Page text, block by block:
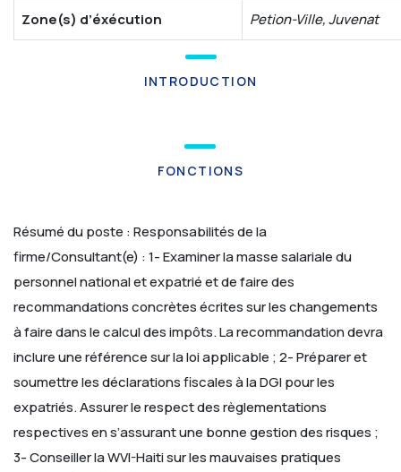
Zone(s) d’éxécution Petion-Ville, Juvenat
INTRODUCTION
FONCTIONS
Résumé du poste :Responsabilités de la
firme/Consultant(e) :1- Examiner la masse salariale du
personnel national et expatrié et de faire des
recommandations concrètes écrites sur les changements
à faire dans le calcul des impôts. La recommandation devra
inclure une référence sur la loi applicable ;2- Préparer et
soumettre les déclarations fiscales à la DGI pour les
expatriés. Assurer le respect des règlementations
respectives en s’assurant une bonne gestion des risques ;
3- Conseiller la WVI-Haiti sur les mauvaises pratiques